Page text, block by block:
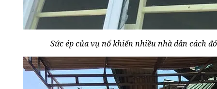
Sức ép của vụ nổ khiến nhiều nhà dân cách